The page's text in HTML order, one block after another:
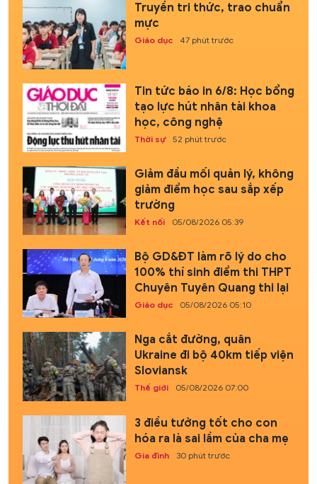
Truyền tri thức, trao chuẩn
mực
Giáo dục 47 phút trước
Tin tức báo in 6/8: Học bổng
tạo lực hút nhân tài khoa
học, công nghệ
Thời sự 52 phút trước
Giảm đầu mối quản lý, không
giảm điểm học sau sắp xếp
trường
Kết nối 05/08/2026 05:39
Bộ GD&ĐT làm rõ lý do cho
100% thí sinh điểm thi THPT
Chuyên Tuyên Quang thi lại
Giáo dục 05/08/2026 05:10
Nga cắt đường, quân
Ukraine đi bộ 40km tiếp viện
Sloviansk
Thế giới 05/08/2026 07:00
3 điều tưởng tốt cho con
hóa ra là sai lầm của cha mẹ
Gia đình 30 phút trước